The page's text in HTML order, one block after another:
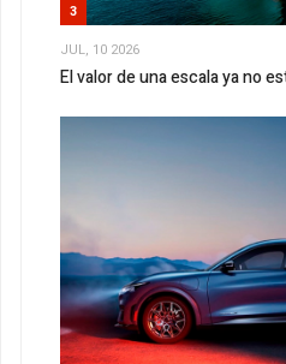
3
JUL, 10 2026
El valor de una escala ya no